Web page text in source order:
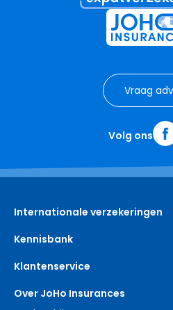
Vraag
Volg ons
Internationale verzekeringen
Kennisbank
Klantenservice
Over JoHo Insurances